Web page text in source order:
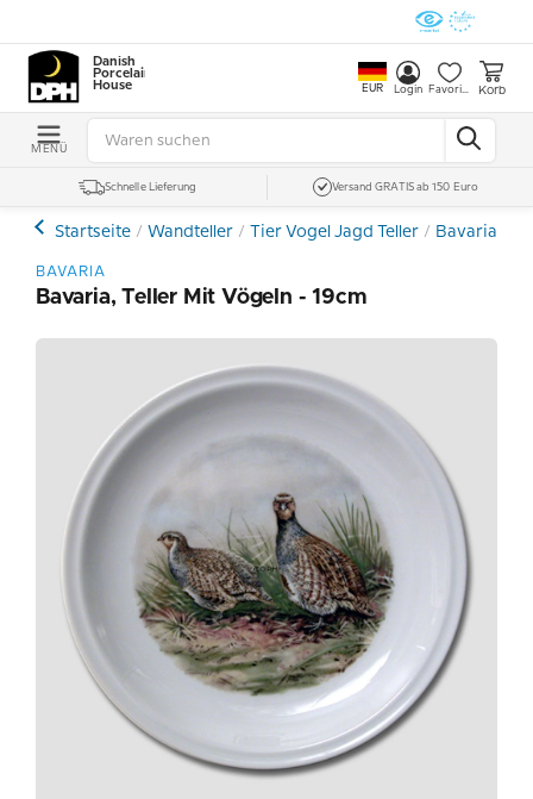
Danish
Porcelain
House
EUR Login Favoriten Korb
MENÜ
Schnelle Lieferung Versand GRATIS ab 150 Euro
Startseite Wandteller Tier Vogel Jagd Teller Bavaria
BAVARIA
Bavaria, Teller Mit Vögeln - 19cm